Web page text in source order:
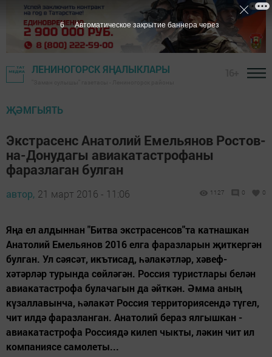
ЛЕНИНОГОРСК ЯҢАЛЫКЛАРЫ
ҖӘМГЫЯТЬ
Экстрасенс Анатолий Емельянов Ростов-
на-Донудагы авиакатастрофаны
фаразлаган булган
автор, 21 март 2016 - 11:06 1127 0 0
Яңа ел алдыннан "Битва экстрасенсов"та катнашкан
Анатолий Емельянов 2016 елга фаразларын җиткергән
булган. Ул сәясәт, икътисад, һәлакәтләр, хәвеф-
хәтәрләр турында сөйләгән. Россия туристлары белән
авиакатастрофа булачагын да әйткән. Әмма аның
күзаллавынча, һәлакәт Россия территориясендә түгел,
чит илдә фаразланган. Анатолий бераз ялгышкан -
авиакатастрофа Россиядә килеп чыкты, ләкин чит ил
компаниясе самолеты...
5 Автоматическое закрытие баннера через